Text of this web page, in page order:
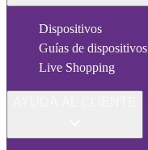
Dispositivos
Guías de dispositivos
Live Shopping